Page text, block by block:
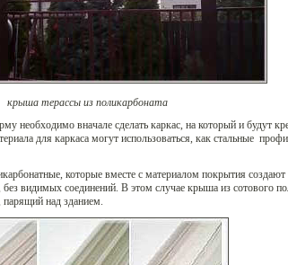
крыша терассы из поликарбоната
необходимо вначале сделать каркас, на который и будут
для каркаса могут использоваться, как стальные
которые вместе с материалом покрытия
видимых соединений. В этом случае крыша из сотового
парящий над зданием.